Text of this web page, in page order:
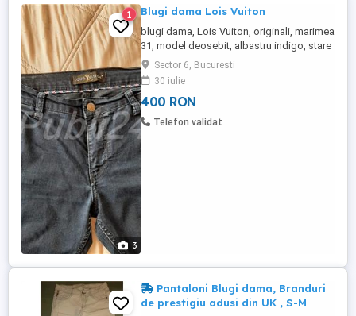
3
1 Blugi dama Lois Vuiton
blugi dama, Lois Vuiton, originali, marimea
31, model deosebit, albastru indigo, stare
impecabila.
Sector 6, Bucuresti
30 iulie
400 RON
Telefon validat
Pantaloni Blugi dama, Branduri
de prestigiu adusi din UK , S-M